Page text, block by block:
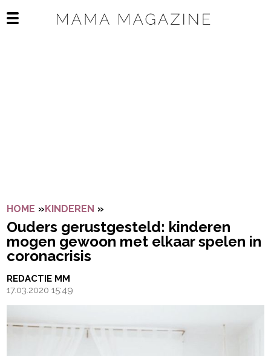
Open het mobiele menu
HOME »KINDEREN »
Ouders gerustgesteld: kinderen
mogen gewoon met elkaar spelen in
coronacrisis
REDACTIE MM
17.03.2020 15:49